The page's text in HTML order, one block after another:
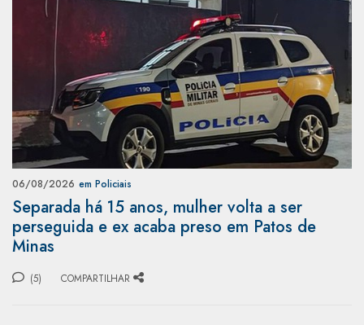
06/08/2026 em Policiais
Separada há 15 anos, mulher volta a ser
perseguida e ex acaba preso em Patos de
Minas
(5) COMPARTILHAR